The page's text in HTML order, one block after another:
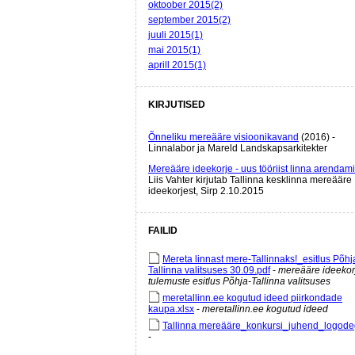
oktoober 2015(2)
september 2015(2)
juuli 2015(1)
mai 2015(1)
aprill 2015(1)
KIRJUTISED
Õnneliku mereääre visioonikavand (2016) -
Linnalabor ja Mareld Landskapsarkitekter
Mereääre ideekorje - uus tööriist linna
Liis Vahter kirjutab Tallinna kesklinna mereääre
ideekorjest, Sirp 2.10.2015
FAILID
Mereta linnast mere-Tallinnaks!_esitlus
Tallinna valitsuses 30.09.pdf- mereääre
tulemuste esitlus Põhja-Tallinna valitsuses
meretallinn.ee kogutud ideed piirkondade
kaupa.xlsx - meretallinn.ee kogutud ideed
Tallinna
-